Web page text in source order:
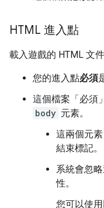
HTML 進入點
載入遊戲的 HTML 文件
您的進入點必須
這個檔案「必須」
body 元素。
這兩個元
結束標記。
系統會忽
性。
您可以使